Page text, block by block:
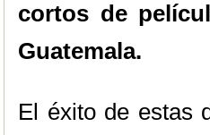
cortos de
Guatemala.
El éxito de estas